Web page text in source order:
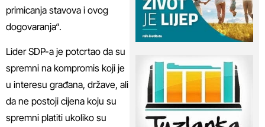
primicanja stavova i ovog
dogovaranja“.
Lider SDP-a je potcrtao da su
spremni na kompromis koji je
u interesu građana, države, ali
da ne postoji cijena koju su
spremni platiti ukoliko su